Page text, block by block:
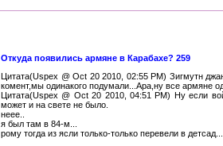
Откуда появились армяне в Карабахе? 259
Цитата(Uspex @ Oct 20 2010, 02:55 PM) Зигмутн
комент,мы одинакого подумали...Ара,ну все армяне
Цитата(Uspex @ Oct 20 2010, 04:51 PM) Ну если
может и на свете не было.
неее..
я был там в 84-м...
рому тогда из ясли только-только перевели в детсад....